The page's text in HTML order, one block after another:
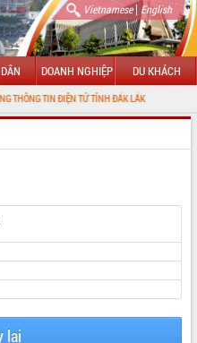
Vietnamese| English
DOANH NGHIỆP DU KHÁCH
ĐIỆN TỬ TỈNH ĐẮK LẮK
lại